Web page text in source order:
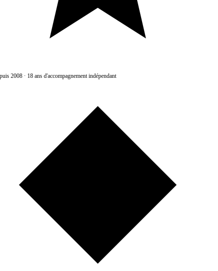
2008·18 ans d'accompagnement indépendant